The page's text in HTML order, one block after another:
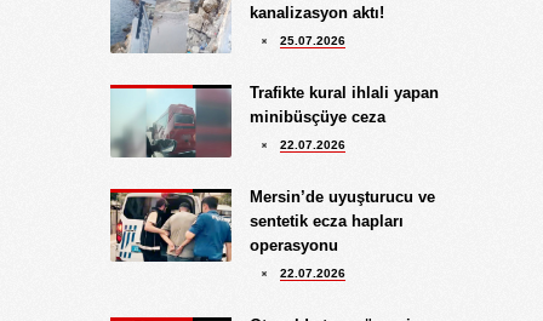
4.08.2026
KIRMIZI MÜREKKEP!...
3.08.2026
DAHA NE OLMASINI
BEKLİYORSUNUZ?
5.09.2025
UNUTUŞUN MERHAMETSİZLİĞİ
Hediye Eroğlu
kanalizasyon aktı!
25.07.2026
Trafikte kural ihlali yapan
minibüsçüye ceza
22.07.2026
Mersin’de uyuşturucu ve
sentetik ecza hapları
operasyonu
22.07.2026